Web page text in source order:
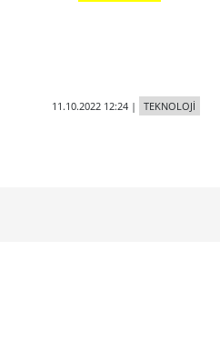
11.10.2022 12:24| TEKNOLOJİ